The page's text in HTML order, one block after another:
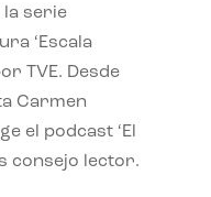
la serie
‘Escala
TVE. Desde
Carmen
el podcast ‘El
consejo lector.